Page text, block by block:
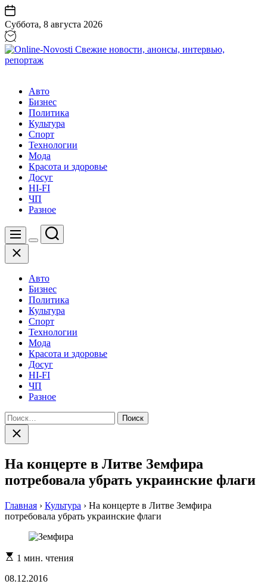
Перейти
к
содержанию
Суббота, 8 августа 2026
Свежие
новости,
анонсы,
интервью,
репортаж
Авто
Бизнес
Политика
Культура
Спорт
Технологии
Мода
Красота и здоровье
Досуг
HI-FI
ЧП
Разное
Меню
Цвет
Поиск
Закрыть
Авто
Бизнес
Политика
Культура
Спорт
Технологии
Мода
Красота и здоровье
Досуг
HI-FI
ЧП
Разное
Найти:
Закрыть
поиск
На концерте в Литве Земфира
потребовала убрать украинские флаги
Главная › Культура › На концерте в Литве Земфира
потребовала убрать украинские флаги
Расчетное
чтения
1 мин. чтения
08.12.2016